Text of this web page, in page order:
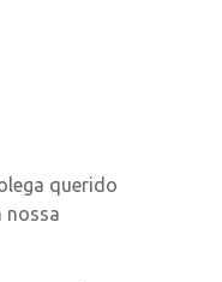
querido
nossa